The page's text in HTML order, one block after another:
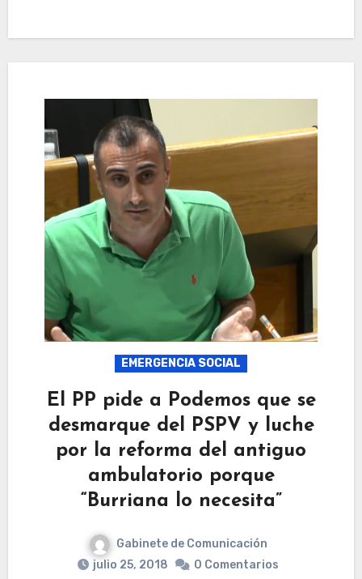
EMERGENCIA SOCIAL
El PP pide a Podemos que se
desmarque del PSPV y luche
por la reforma del antiguo
ambulatorio porque
“Burriana lo necesita”
Gabinete de Comunicación
julio 25, 2018
0 Comentarios